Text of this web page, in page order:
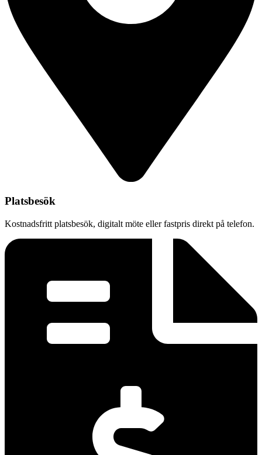
Platsbesök
Kostnadsfritt platsbesök, digitalt möte eller fastpris direkt på telefon.